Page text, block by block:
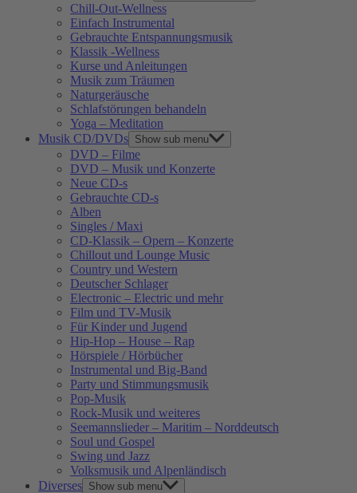
Chill-Out-Wellness
Einfach Instrumental
Gebrauchte Entspannungsmusik
Klassik -Wellness
Kurse und Anleitungen
Musik zum Träumen
Naturgeräusche
Schlafstörungen behandeln
Yoga – Meditation
Musik CD/DVDs Show sub menu
DVD – Filme
DVD – Musik und Konzerte
Neue CD-s
Gebrauchte CD-s
Alben
Singles / Maxi
CD-Klassik – Opern – Konzerte
Chillout und Lounge Music
Country und Western
Deutscher Schlager
Electronic – Electric und mehr
Film und TV-Musik
Für Kinder und Jugend
Hip-Hop – House – Rap
Hörspiele / Hörbücher
Instrumental und Big-Band
Party und Stimmungsmusik
Pop-Musik
Rock-Musik und weiteres
Seemannslieder – Maritim – Norddeutsch
Soul und Gospel
Swing und Jazz
Volksmusik und Alpenländisch
Diverses Show sub menu